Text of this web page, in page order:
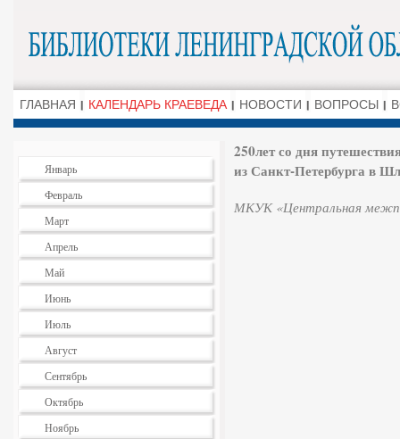
ГЛАВНАЯ КАЛЕНДАРЬ КРАЕВЕДА НОВОСТИ ВОПРОСЫ
Январь
Февраль
Март
Апрель
Май
Июнь
Июль
Август
Сентябрь
Октябрь
Ноябрь
250лет со дня
из Санкт-Петербурга в
МКУК «Центральная